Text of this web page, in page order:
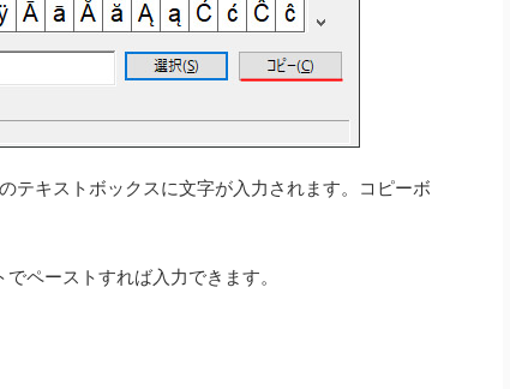
テキストボックスに文字が入力されます。コピーボ
ペーストすれば入力できます。